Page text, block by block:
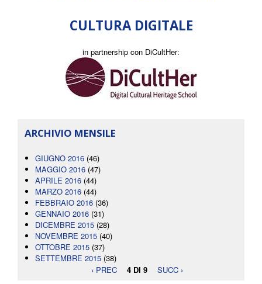
CULTURA DIGITALE
in partnership con DiCultHer:
ARCHIVIO MENSILE
GIUGNO 2016 (46)
MAGGIO 2016 (47)
APRILE 2016 (44)
MARZO 2016 (44)
FEBBRAIO 2016 (36)
GENNAIO 2016 (31)
DICEMBRE 2015 (28)
NOVEMBRE 2015 (40)
OTTOBRE 2015 (37)
SETTEMBRE 2015 (38)
‹ PREC
4 DI 9 SUCC ›